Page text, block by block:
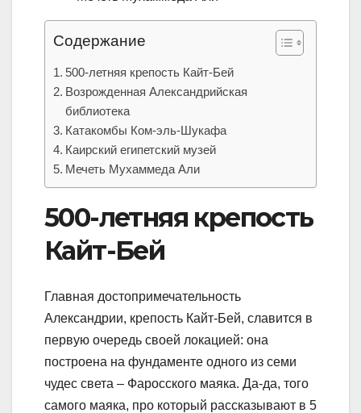
Содержание
500-летняя крепость Кайт-Бей
Возрожденная Александрийская
библиотека
Катакомбы Ком-эль-Шукафа
Каирский египетский музей
Мечеть Мухаммеда Али
500-летняя крепость
Кайт-Бей
Главная достопримечательность
Александрии, крепость Кайт-Бей, славится в
первую очередь своей локацией: она
построена на фундаменте одного из семи
чудес света – Фаросского маяка. Да-да, того
самого маяка, про который рассказывают в 5